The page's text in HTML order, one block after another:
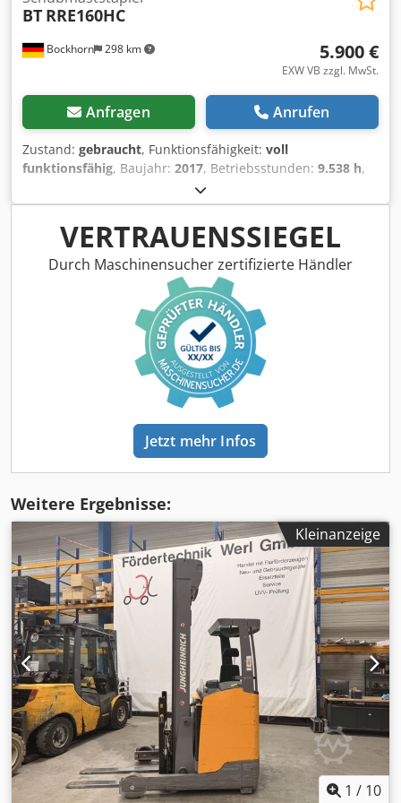
Ventil,
Bockhorn 298 km
BT RRE160HC
5.900 €
EXW VB zzgl. MwSt.
Anfragen Anrufen
Zustand: gebraucht, Funktionsfähigkeit: voll
funktionsfähig, Baujahr: 2017, Betriebsstunden: 9.538 h,
, Hubhöhe:7.000 mm
Bauhöhe:2.900 mm, Batteriekapazität:775 Ah,
Batteriespannung:48 V , Gabellänge: 1.150 mm , Fahr- und
funktionstüchtig. Cedpfxov Ubrfj Ai Njrf Batteriebaujahr
2021. Kühlhausausführung
VERTRAUENSSIEGEL
Durch Maschinensucher zertifizierte Händler
Jetzt mehr Infos
Weitere Ergebnisse:
Kleinanzeige
1 / 10